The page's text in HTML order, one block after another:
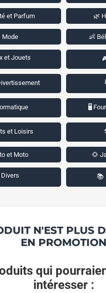
et Parfum 🌿
Mode 👶
et Jouets
🖥️
et Loisirs
et Moto 🌻
📚
N'EST PLUS
EN PROMOTION
qui
intéresser :